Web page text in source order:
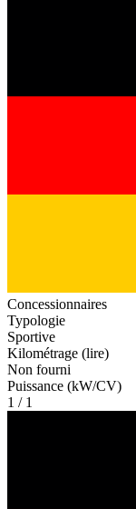
Concessionnaires
Typologie
Sportive
Kilométrage (lire)
Non fourni
Puissance (kW/CV)
1 / 1